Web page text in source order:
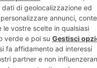
ha pubblicato
Cova. Una Storia di
Marco Travaglini